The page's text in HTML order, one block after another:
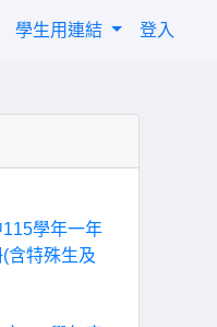
學生用連結 登入
115學年一年
含特殊生及